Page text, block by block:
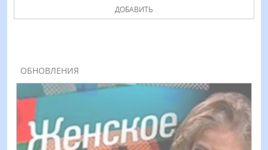
ДОБАВИТЬ
ОБНОВЛЕНИЯ